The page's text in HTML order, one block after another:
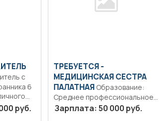
6
руб.
ТРЕБУЕТСЯ -
МЕДИЦИНСКАЯ СЕСТРА
ПАЛАТНАЯ
Среднее профессиональное
образование.. Подготовка к
работе. Организация
Зарплата: 50 000 руб.